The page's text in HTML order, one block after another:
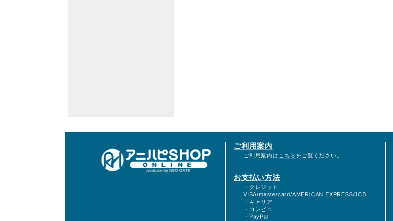
ご利用案内
ご利用案内は こちら をご覧ください。
お支払い方法
・クレジット
VISA/mastercard/AMERICAN EXPRESS/JCB
・キャリア
・コンビニ
・PayPal